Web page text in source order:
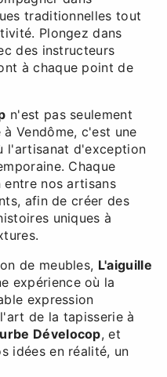
traditionnelles tout
Plongez dans
des instructeurs
à chaque point de
n'est pas seulement
Vendôme, c'est une
l'artisanat d'exception
Chaque
nos artisans
afin de créer des
uniques à
de meubles, L'aiguille
expérience où la
expression
de la tapisserie à
Dévelocop, et
idées en réalité, un